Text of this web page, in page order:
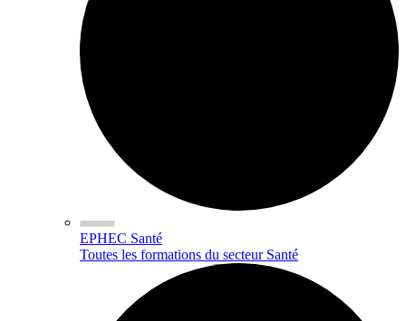
EPHEC Santé
Toutes les formations du secteur Santé